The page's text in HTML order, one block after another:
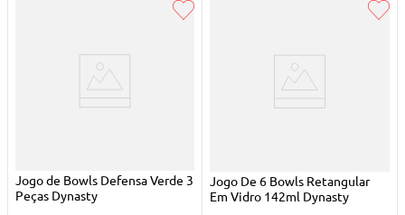
Jogo de Bowls Defensa Verde 3
Peças Dynasty
Jogo De 6 Bowls Retangular
Em Vidro 142ml Dynasty